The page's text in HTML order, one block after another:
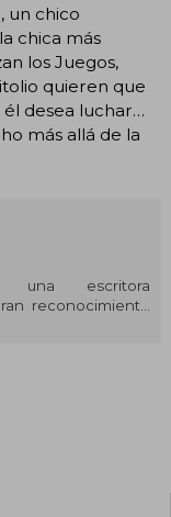
un chico
chica más
los Juegos,
quieren que
desea luchar…
más allá de la
una escritora
reconocimiento
por su
en